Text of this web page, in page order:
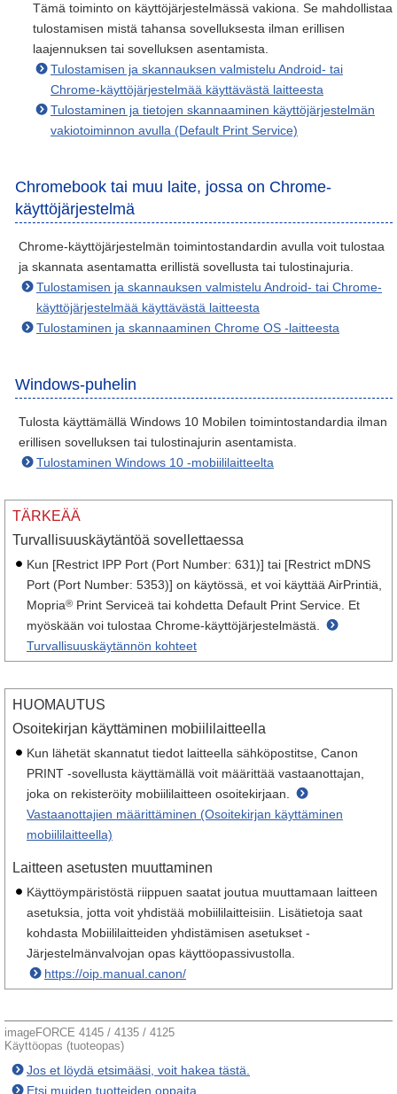
Tämä toiminto on käyttöjärjestelmässä vakiona. Se mahdollistaa
tulostamisen mistä tahansa sovelluksesta ilman erillisen
laajennuksen tai sovelluksen asentamista.
Tulostamisen ja skannauksen valmistelu Android- tai
Chrome-käyttöjärjestelmää käyttävästä laitteesta
Tulostaminen ja tietojen skannaaminen käyttöjärjestelmän
vakiotoiminnon avulla (Default Print Service)
Chromebook tai muu laite, jossa on Chrome-
käyttöjärjestelmä
Chrome-käyttöjärjestelmän toimintostandardin avulla voit tulostaa
ja skannata asentamatta erillistä sovellusta tai tulostinajuria.
Tulostamisen ja skannauksen valmistelu Android- tai Chrome-
käyttöjärjestelmää käyttävästä laitteesta
Tulostaminen ja skannaaminen Chrome OS -laitteesta
Windows-puhelin
Tulosta käyttämällä Windows 10 Mobilen toimintostandardia ilman
erillisen sovelluksen tai tulostinajurin asentamista.
Tulostaminen Windows 10 -mobiililaitteelta
TÄRKEÄÄ
Turvallisuuskäytäntöä sovellettaessa
Kun [Restrict IPP Port (Port Number: 631)] tai [Restrict mDNS
Port (Port Number: 5353)] on käytössä, et voi käyttää AirPrintiä,
Mopria® Print Serviceä tai kohdetta Default Print Service. Et
myöskään voi tulostaa Chrome-käyttöjärjestelmästä.
Turvallisuuskäytännön kohteet
HUOMAUTUS
Osoitekirjan käyttäminen mobiililaitteella
Kun lähetät skannatut tiedot laitteella sähköpostitse, Canon
PRINT ‑sovellusta käyttämällä voit määrittää vastaanottajan,
joka on rekisteröity mobiililaitteen osoitekirjaan.
Vastaanottajien määrittäminen (Osoitekirjan käyttäminen
mobiililaitteella)
Laitteen asetusten muuttaminen
Käyttöympäristöstä riippuen saatat joutua muuttamaan laitteen
asetuksia, jotta voit yhdistää mobiililaitteisiin. Lisätietoja saat
kohdasta Mobiililaitteiden yhdistämisen asetukset -
Järjestelmänvalvojan opas käyttöopassivustolla.
https://oip.manual.canon/
imageFORCE 4145 / 4135 / 4125
Käyttöopas (tuoteopas)
Jos et löydä etsimääsi, voit hakea tästä.
Etsi muiden tuotteiden oppaita